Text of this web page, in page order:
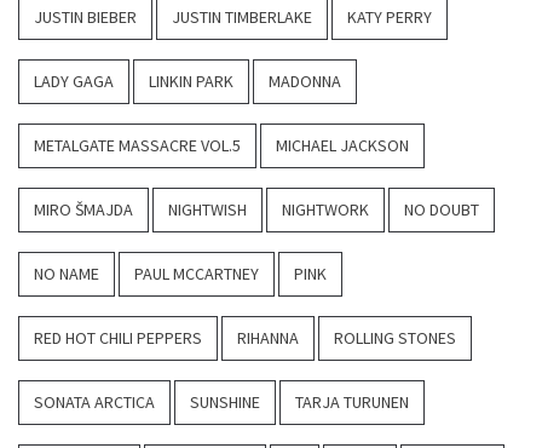
JUSTIN BIEBER JUSTIN TIMBERLAKE KATY PERRY
LADY GAGA LINKIN PARK MADONNA
METALGATE MASSACRE VOL.5 MICHAEL JACKSON
MIRO ŠMAJDA NIGHTWISH NIGHTWORK NO DOUBT
NO NAME PAUL MCCARTNEY PINK
RED HOT CHILI PEPPERS RIHANNA ROLLING STONES
SONATA ARCTICA SUNSHINE TARJA TURUNEN